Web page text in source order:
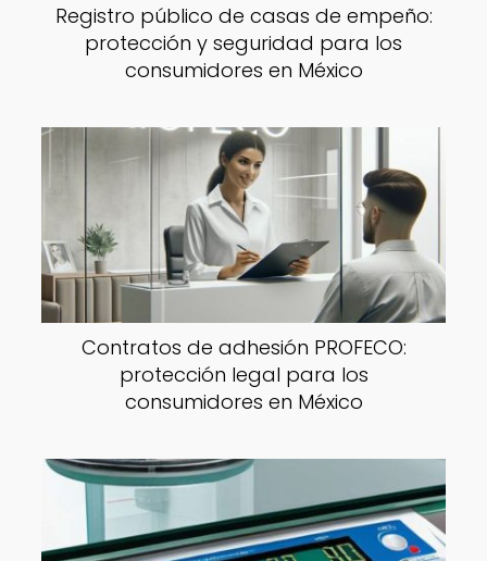
Registro público de casas de empeño:
protección y seguridad para los
consumidores en México
Contratos de adhesión PROFECO:
protección legal para los
consumidores en México